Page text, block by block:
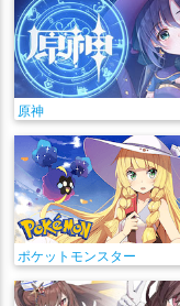
原神
ポケットモンスター